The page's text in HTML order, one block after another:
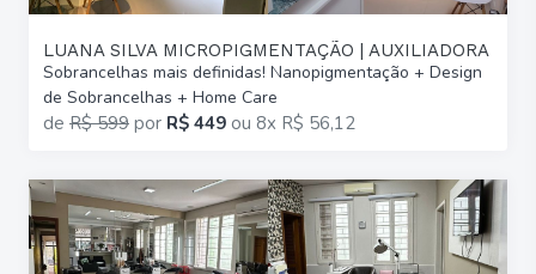
LUANA SILVA MICROPIGMENTAÇÃO | AUXILIADORA
Sobrancelhas mais definidas! Nanopigmentação + Design
de Sobrancelhas + Home Care
de R$ 599 por R$ 449 ou 8x R$ 56,12